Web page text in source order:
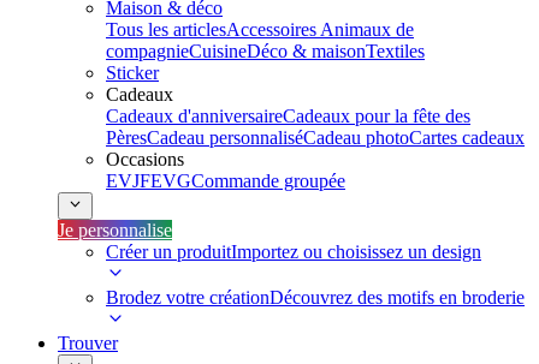
Maison & déco
Tous les articlesAccessoires Animaux de
compagnieCuisineDéco & maisonTextiles
Sticker
Cadeaux
Cadeaux d'anniversaireCadeaux pour la fête des
PèresCadeau personnaliséCadeau photoCartes cadeaux
Occasions
EVJFEVGCommande groupée
Je personnalise
Créer un produitImportez ou choisissez un design
Brodez votre créationDécouvrez des motifs en broderie
Trouver